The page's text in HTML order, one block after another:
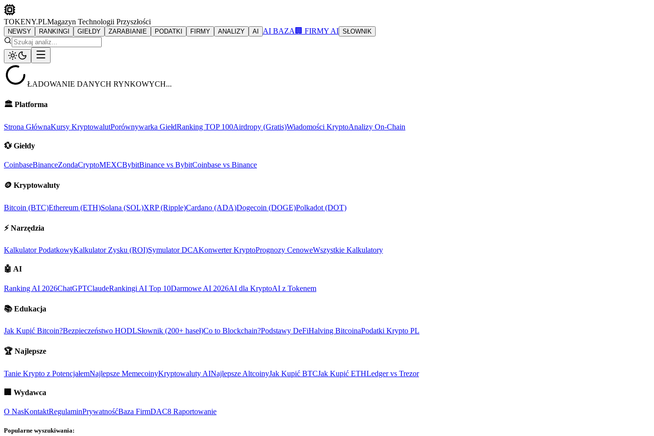
TOKENY.PLMagazyn Technologii Przyszłości
NEWSY RANKINGI GIEŁDY ZARABIANIE PODATKI FIRMY ANALIZY AI AI BAZA 🏢 FIRMY AI SŁOWNIK
ŁADOWANIE DANYCH RYNKOWYCH...
🏛️ Platforma
Strona GłównaKursy KryptowalutPorównywarka GiełdRanking TOP 100Airdropy (Gratis)Wiadomości KryptoAnalizy On-Chain
💱 Giełdy
CoinbaseBinanceZondaCryptoMEXCBybitBinance vs BybitCoinbase vs Binance
🪙 Kryptowaluty
Bitcoin (BTC)Ethereum (ETH)Solana (SOL)XRP (Ripple)Cardano (ADA)Dogecoin (DOGE)Polkadot (DOT)
⚡ Narzędzia
Kalkulator PodatkowyKalkulator Zysku (ROI)Symulator DCAKonwerter KryptoPrognozy CenoweWszystkie Kalkulatory
🤖 AI
Ranking AI 2026ChatGPTClaudeRankingi AI Top 10Darmowe AI 2026AI dla KryptoAI z Tokenem
📚 Edukacja
Jak Kupić Bitcoin?Bezpieczeństwo HODLSłownik (200+ haseł)Co to Blockchain?Podstawy DeFiHalving BitcoinaPodatki Krypto PL
🏆 Najlepsze
Tanie Krypto z PotencjałemNajlepsze MemecoinyKryptowaluty AINajlepsze AltcoinyJak Kupić BTCJak Kupić ETHLedger vs Trezor
🏢 Wydawca
O NasKontaktRegulaminPrywatnośćBaza FirmDAC8 Raportowanie
Popularne wyszukiwania: